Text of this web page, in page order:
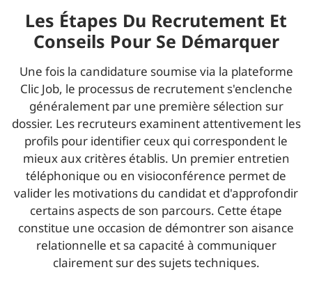
Les Étapes Du Recrutement Et
Conseils Pour Se Démarquer
Une fois la candidature soumise via la plateforme
Clic Job, le processus de recrutement s'enclenche
généralement par une première sélection sur
dossier. Les recruteurs examinent attentivement les
profils pour identifier ceux qui correspondent le
mieux aux critères établis. Un premier entretien
téléphonique ou en visioconférence permet de
valider les motivations du candidat et d'approfondir
certains aspects de son parcours. Cette étape
constitue une occasion de démontrer son aisance
relationnelle et sa capacité à communiquer
clairement sur des sujets techniques.